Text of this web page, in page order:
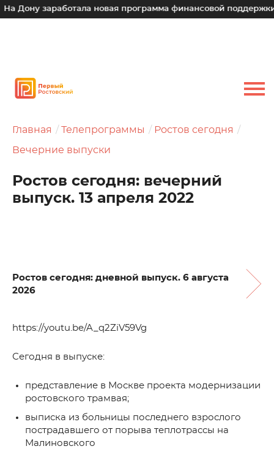
новая программа финансовой поддержки для
Главная Телепрограммы Ростов сегодня
Вечерние выпуски
Ростов сегодня: вечерний
выпуск. 13 апреля 2022
Ростов сегодня: дневной выпуск. 6 августа
2026
https://youtu.be/A_q2ZiV59Vg
Сегодня в выпуске:
представление в Москве проекта модернизации
ростовского трамвая;
выписка из больницы последнего взрослого
пострадавшего от порыва теплотрассы на
Малиновского